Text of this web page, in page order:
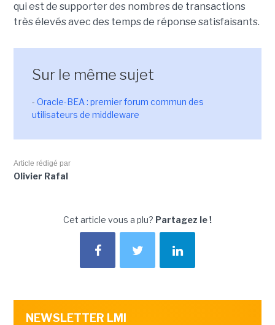
qui est de supporter des nombres de transactions
très élevés avec des temps de réponse satisfaisants.
Sur le même sujet
- Oracle-BEA : premier forum commun des
utilisateurs de middleware
Article rédigé par
Olivier Rafal
Cet article vous a plu? Partagez le !
NEWSLETTER LMI